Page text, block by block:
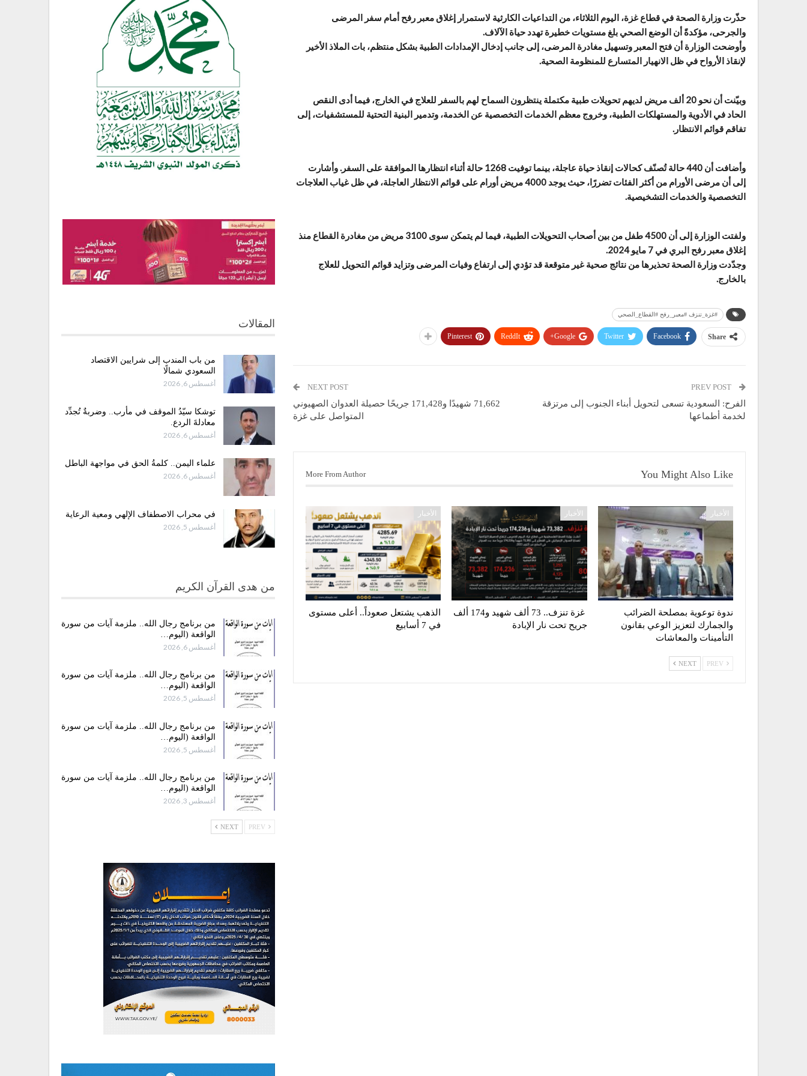
حذّرت وزارة الصحة في قطاع غزة، اليوم الثلاثاء، من التداعيات الكارثية لاستمرار إغلاق معبر رفح أمام سفر المرضى
والجرحى، مؤكدةً أن الوضع الصحي بلغ مستويات خطيرة تهدد حياة الآلاف.
وأوضحت الوزارة أن فتح المعبر وتسهيل مغادرة المرضى، إلى جانب إدخال الإمدادات الطبية بشكل منتظم، بات الملاذ الأخير
لإنقاذ الأرواح في ظل الانهيار المتسارع للمنظومة الصحية.
وبيّنت أن نحو 20 ألف مريض لديهم تحويلات طبية مكتملة ينتظرون السماح لهم بالسفر للعلاج في الخارج، فيما أدى النقص
الحاد في الأدوية والمستهلكات الطبية، وخروج معظم الخدمات التخصصية عن الخدمة، وتدمير البنية التحتية للمستشفيات، إلى
تفاقم قوائم الانتظار.
وأضافت أن 440 حالة تُصنّف كحالات إنقاذ حياة عاجلة، بينما توفيت 1268 حالة أثناء انتظارها الموافقة على السفر. وأشارت
إلى أن مرضى الأورام من أكثر الفئات تضررًا، حيث يوجد 4000 مريض أورام على قوائم الانتظار العاجلة، في ظل غياب العلاجات
التخصصية والخدمات التشخيصية.
ولفتت الوزارة إلى أن 4500 طفل من بين أصحاب التحويلات الطبية، فيما لم يتمكن سوى 3100 مريض من مغادرة القطاع منذ
إغلاق معبر رفح البري في 7 مايو 2024.
وجدّدت وزارة الصحة تحذيرها من نتائج صحية غير متوقعة قد تؤدي إلى ارتفاع وفيات المرضى وتزايد قوائم التحويل للعلاج
بالخارج.
#غزة_تنزف #معبر_رفح #القطاع_الصحي
Share
Facebook
Twitter
Google+
ReddIt
Pinterest
الفرح: السعودية تسعى لتحويل أبناء الجنوب إلى مرتزقة
لخدمة أطماعها
NEXT POST
71,662 شهيدًا و171,428 جريحًا حصيلة العدوان الصهيوني
المتواصل على غزة
You Might Also Like
More From Author
الأخبار
ندوة توعوية بمصلحة الضرائب
والجمارك لتعزيز الوعي بقانون
التأمينات والمعاشات
الأخبار
غزة تنزف.. 73 ألف شهيد و174 ألف
جريح تحت نار الإبادة
الأخبار
الذهب يشتعل صعوداً.. أعلى مستوى
في 7 أسابيع
NEXT
المقالات
من باب المندب إلى شرايين الاقتصاد
السعودي شمالًا
أغسطس 6, 2026
توشكا سيّدُ الموقف في مأرب.. وضربةٌ تُجدِّد
معادلةَ الردع.
أغسطس 6, 2026
علماء اليمن.. كلمةُ الحق في مواجهة الباطل
أغسطس 6, 2026
في محراب الاصطفاف الإلهي ومعية الرعاية
أغسطس 5, 2026
من هدى القرآن الكريم
من برنامج رجال الله.. ملزمة آيات من سورة
الواقعة (اليوم…
أغسطس 6, 2026
من برنامج رجال الله.. ملزمة آيات من سورة
الواقعة (اليوم…
أغسطس 5, 2026
من برنامج رجال الله.. ملزمة آيات من سورة
الواقعة (اليوم…
أغسطس 5, 2026
من برنامج رجال الله.. ملزمة آيات من سورة
الواقعة (اليوم…
أغسطس 3, 2026
NEXT